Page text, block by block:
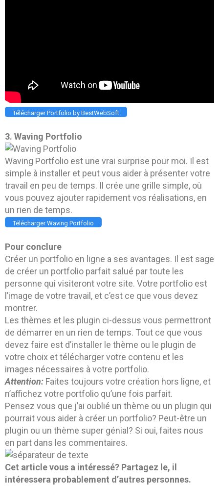
Télécharger Portfolio by BestWebSoft
3. Waving Portfolio
Waving Portfolio est une vrai surprise pour moi. Il est
simple à installer et peut vous aider à présenter votre
travail en peu de temps. Il crée une grille simple, où
vous pouvez ajouter rapidement vos réalisations, en
un rien de temps.
Télécharger Waving Portfolio
Pour conclure
Créer un portfolio en ligne a ses avantages. Il est sage
de créer un portfolio parfait salué par toute les
personne qui visiteront votre site. Votre portfolio est
l’image de votre travail, et c’est ce que vous devez
montrer.
Les thèmes et les plugin ci-dessus vous permettront
de démarrer en un rien de temps. Tout ce que vous
devez faire est d’installer le thème ou le plugin de
votre choix et télécharger votre contenu et les
images nécessaires à votre portfolio.
Attention: Faites toujours votre création hors ligne, et
n’affichez votre portfolio qu’une fois parfait.
Pensez vous que j’ai oublié un thème ou un plugin qui
pourrait vous aider à créer un portfolio? Peut-être un
plugin ou un thème super génial? Si oui, faites nous
en part dans les commentaires.
Cet article vous a intéressé? Partagez le, il
intéressera probablement d’autres personnes.